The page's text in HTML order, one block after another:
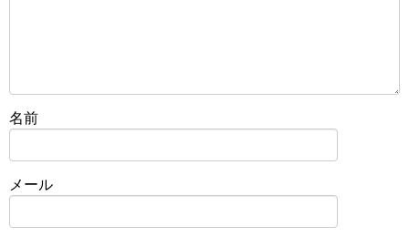
名前
メール